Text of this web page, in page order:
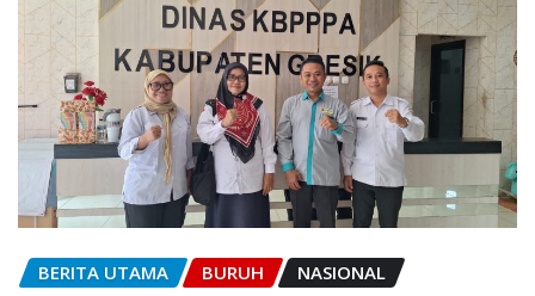
BERITA UTAMA BURUH NASIONAL